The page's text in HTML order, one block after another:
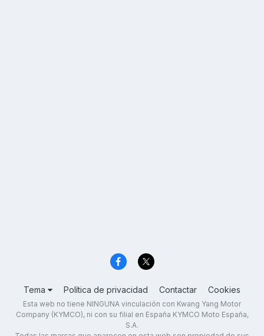
Tema Política de privacidad Contactar Cookies
Esta web no tiene NINGUNA vinculación con Kwang Yang Motor
Company (KYMCO), ni con su filial en España KYMCO Moto España,
S.A.